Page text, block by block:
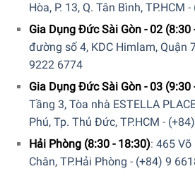
Máy Pha Cà Phê DeLonghi Dinamica
Công Nghệ Kiểm Soát
Bột cà phê luôn tươi mới
Hương vị của ly cà phê sau khi pha
trực tiếp bởi bột cà phê được xay
Tubeless trên De’Longhi Dinamica
hạn chế tối đa các bột cà phê bám
vậy ly cà phê luôn được pha chế từ
Hòa, P. 13, Q. Tân Bình, TP.HCM -
Gia Dụng Đức Sài Gòn - 02 (8:30
đường số 4, KDC Himlam, Quận
9222 6774
Gia Dụng Đức Sài Gòn - 03 (9:30
Tầng 3, Tòa nhà ESTELLA
Phú, Tp. Thủ Đức, TP.HCM -
Hải Phòng (8:30 - 18:30): 465 Võ
Chân, TP.Hải Phòng - (+84) 9